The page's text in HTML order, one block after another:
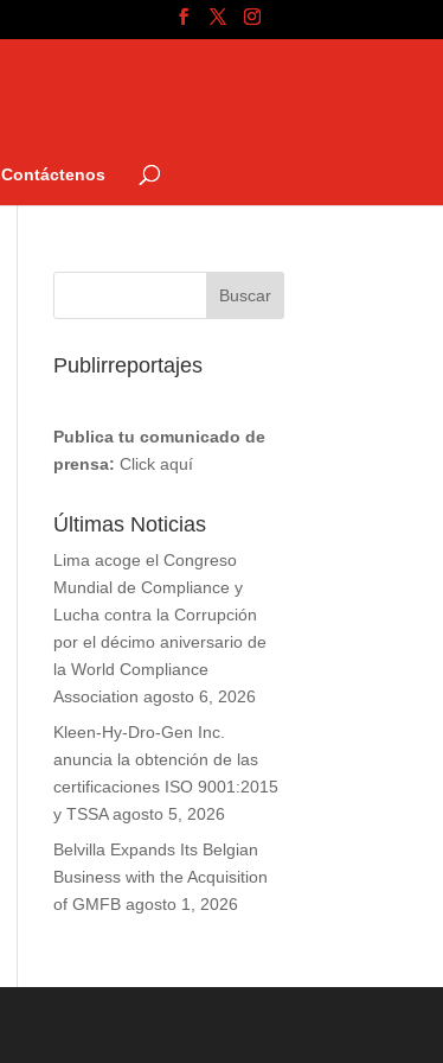
Contáctenos
Publirreportajes
Publica tu comunicado de
prensa: Click aquí
Últimas Noticias
Lima acoge el Congreso
Mundial de Compliance y
Lucha contra la Corrupción
por el décimo aniversario de
la World Compliance
Association agosto 6, 2026
Kleen-Hy-Dro-Gen Inc.
anuncia la obtención de las
certificaciones ISO 9001:2015
y TSSA agosto 5, 2026
Belvilla Expands Its Belgian
Business with the Acquisition
of GMFB agosto 1, 2026